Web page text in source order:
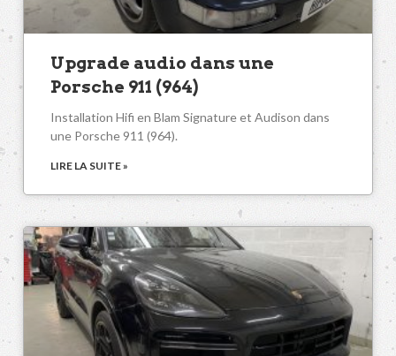
Upgrade audio dans une
Porsche 911 (964)
Installation Hifi en Blam Signature et Audison dans
une Porsche 911 (964).
LIRE LA SUITE »